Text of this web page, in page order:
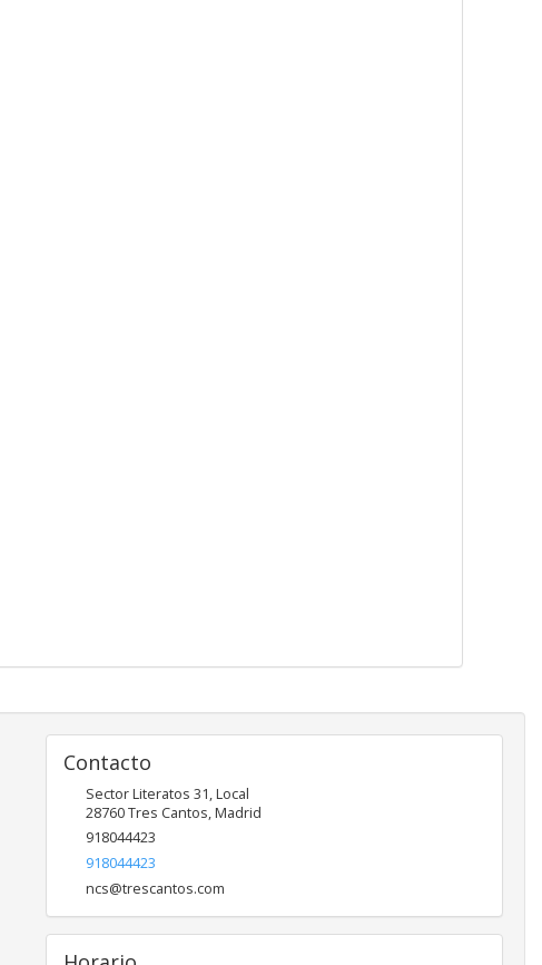
Contacto
Sector Literatos 31, Local
28760Tres Cantos,Madrid
918044423
918044423
ncs@trescantos.com